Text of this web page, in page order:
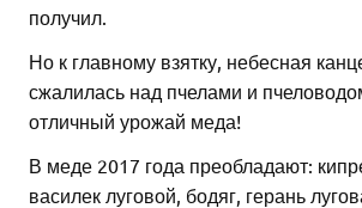
получил.
Но к главному взятку, небесная
сжалилась над пчелами и
отличный урожай меда!
В меде 2017 года преобладают:
василек луговой, бодяг, герань